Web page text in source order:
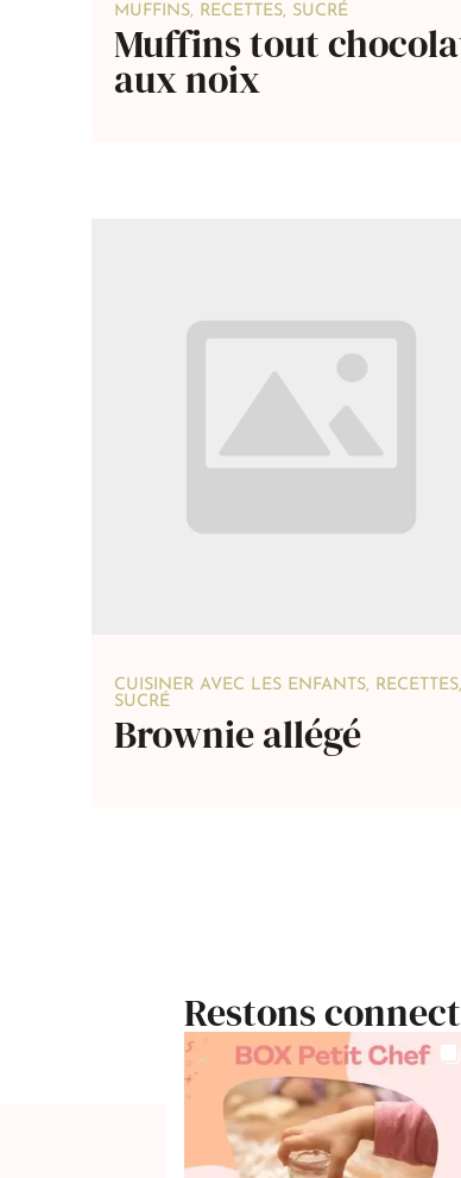
MUFFINS, RECETTES, SUCRÉ
Muffins tout
aux noix
CUISINER AVEC LES ENFANTS, RECETTES,
SUCRÉ
Brownie allégé
Restons